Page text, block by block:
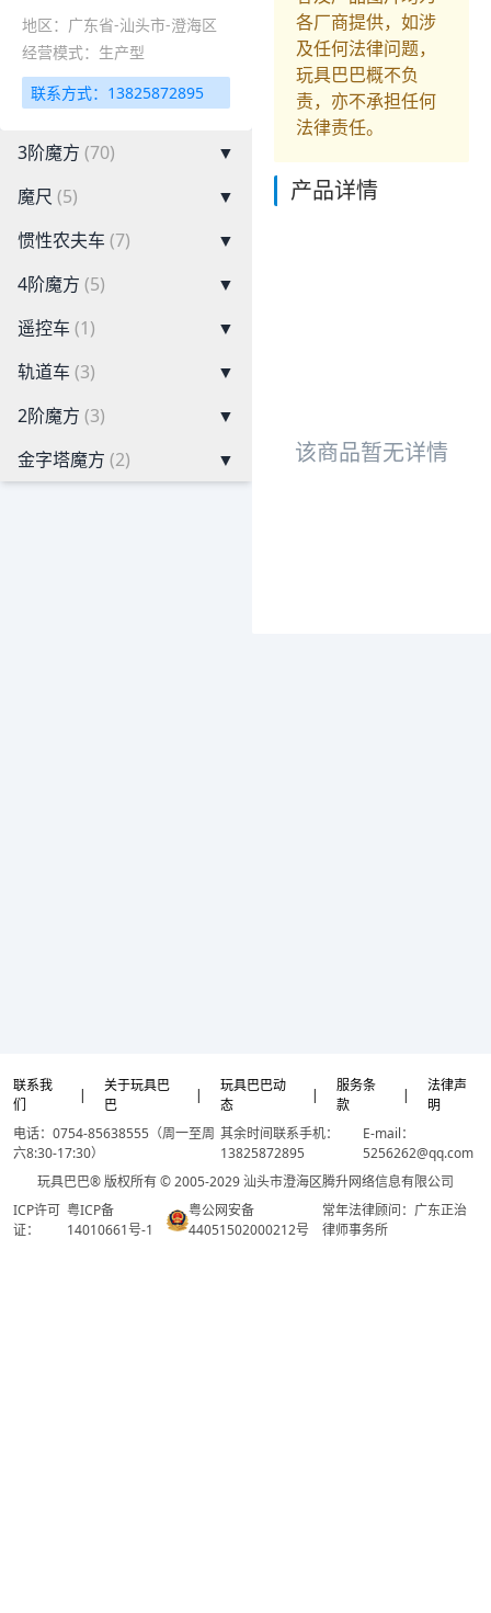
地区：广东省-汕头市-澄海区
经营模式：生产型
联系方式：13825872895
3阶魔方 (70)
▼
魔尺 (5)
▼
惯性农夫车 (7)
▼
4阶魔方 (5)
▼
遥控车 (1)
▼
轨道车 (3)
▼
2阶魔方 (3)
▼
金字塔魔方 (2) ▼
各厂商提供，如涉
及任何法律问题，
玩具巴巴概不负
责，亦不承担任何
法律责任。
产品详情
该商品暂无详情
联系我
们
|
关于玩具巴
巴
|
玩具巴巴动
态
|
服务条
款
|
法律声
明
电话：0754-85638555（周一至周
六8:30-17:30）
其余时间联系手机：
13825872895
E-mail：
5256262@qq.com
玩具巴巴® 版权所有 © 2005-2029 汕头市澄海区腾升网络信息有限公司
ICP许可
证：
粤ICP备
14010661号-1
粤公网安备
44051502000212号
常年法律顾问：广东正治
律师事务所